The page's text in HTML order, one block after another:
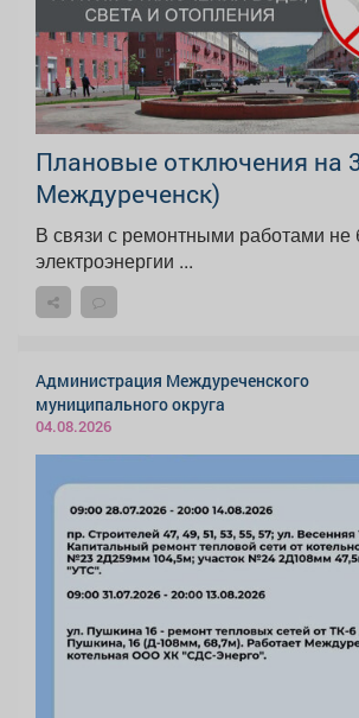
Плановые отключения на
Междуреченск)
В связи с ремонтными работами не
электроэнергии ...
Администрация Междуреченского
муниципального округа
04.08.2026